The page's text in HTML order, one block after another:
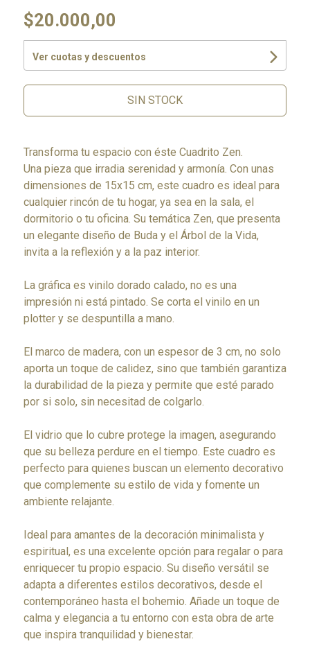
$20.000,00
Ver cuotas y descuentos
SIN STOCK
Transforma tu espacio con éste Cuadrito Zen.
Una pieza que irradia serenidad y armonía. Con unas
dimensiones de 15x15 cm, este cuadro es ideal para
cualquier rincón de tu hogar, ya sea en la sala, el
dormitorio o tu oficina. Su temática Zen, que presenta
un elegante diseño de Buda y el Árbol de la Vida,
invita a la reflexión y a la paz interior.
La gráfica es vinilo dorado calado, no es una
impresión ni está pintado. Se corta el vinilo en un
plotter y se despuntilla a mano.
El marco de madera, con un espesor de 3 cm, no solo
aporta un toque de calidez, sino que también garantiza
la durabilidad de la pieza y permite que esté parado
por si solo, sin necesitad de colgarlo.
El vidrio que lo cubre protege la imagen, asegurando
que su belleza perdure en el tiempo. Este cuadro es
perfecto para quienes buscan un elemento decorativo
que complemente su estilo de vida y fomente un
ambiente relajante.
Ideal para amantes de la decoración minimalista y
espiritual, es una excelente opción para regalar o para
enriquecer tu propio espacio. Su diseño versátil se
adapta a diferentes estilos decorativos, desde el
contemporáneo hasta el bohemio. Añade un toque de
calma y elegancia a tu entorno con esta obra de arte
que inspira tranquilidad y bienestar.